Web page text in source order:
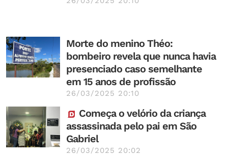
Morte do menino Théo:
bombeiro revela que nunca havia
presenciado caso semelhante
em 15 anos de profissão
26/03/2025 20:10
Começa o velório da criança
assassinada pelo pai em São
Gabriel
26/03/2025 20:02